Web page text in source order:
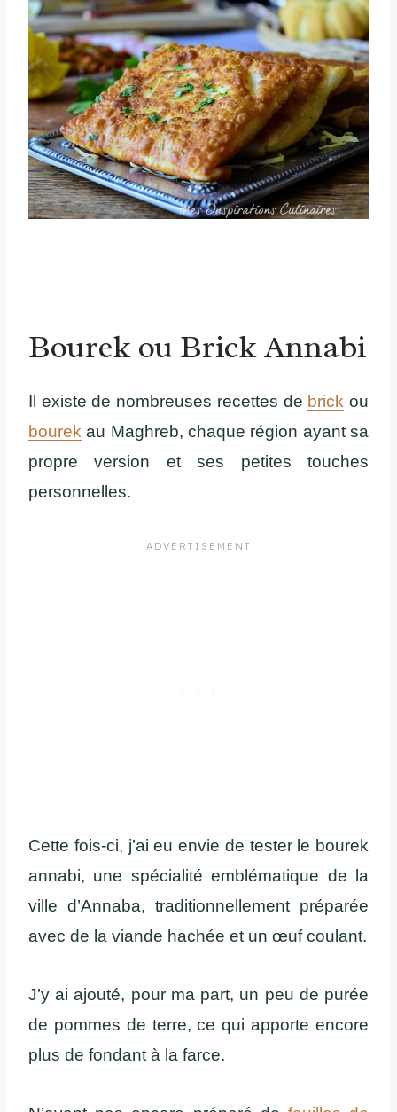
Bourek ou Brick Annabi
Il existe de nombreuses recettes de brick ou
bourek au Maghreb, chaque région ayant sa
propre version et ses petites touches
personnelles.
Cette fois-ci, j’ai eu envie de tester le bourek
annabi, une spécialité emblématique de la
ville d’Annaba, traditionnellement préparée
avec de la viande hachée et un œuf coulant.
J’y ai ajouté, pour ma part, un peu de purée
de pommes de terre, ce qui apporte encore
plus de fondant à la farce.